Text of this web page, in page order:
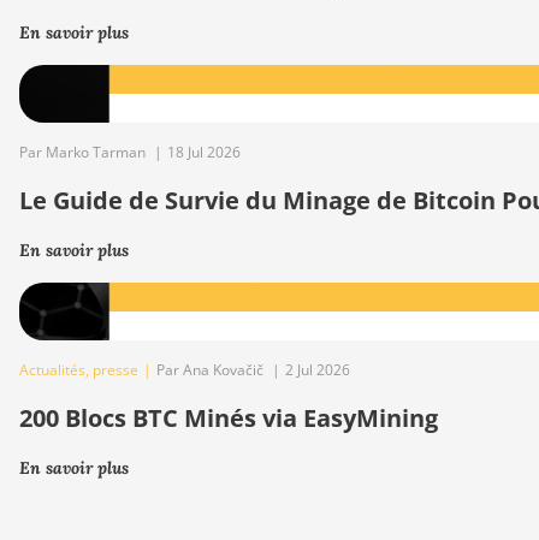
En savoir plus
Par Marko Tarman | 18 Jul 2026
Le Guide de Survie du Minage de Bitcoin
En savoir plus
Actualités, presse | Par Ana Kovačič | 2 Jul 2026
200 Blocs BTC Minés via EasyMining
En savoir plus